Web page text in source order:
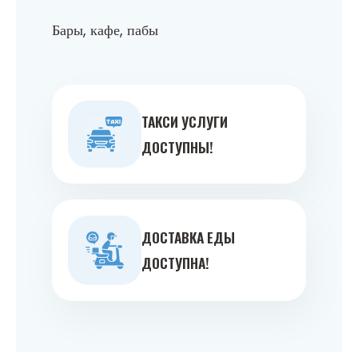
Бары, кафе, пабы
ТАКСИ УСЛУГИ
ДОСТУПНЫ!
ДОСТАВКА ЕДЫ
ДОСТУПНА!